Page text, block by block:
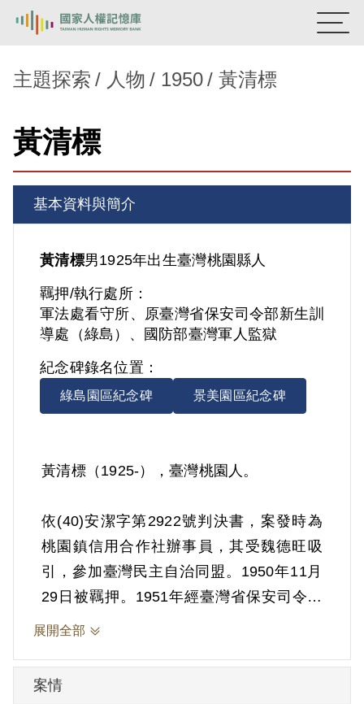
新生訓導處
主題探索
背景知識
關於我們
意見信箱
主題探索 人物 1950 黃清標
黃清標
基本資料與簡介
黃清標男1925年出生臺灣桃園縣人
羈押/執行處所：
軍法處看守所、原臺灣省保安司令部新生訓
導處（綠島）、國防部臺灣軍人監獄
紀念碑錄名位置：
綠島園區紀念碑 景美園區紀念碑
黃清標（1925-），臺灣桃園人。
依(40)安潔字第2922號判決書，案發時為
桃園鎮信用合作社辦事員，其受魏德旺吸
引，參加臺灣民主自治同盟。1950年11月
29日被羈押。1951年經臺灣省保安司令部
以《懲治叛亂條例》第5條「參加叛亂之組
展開全部
案情